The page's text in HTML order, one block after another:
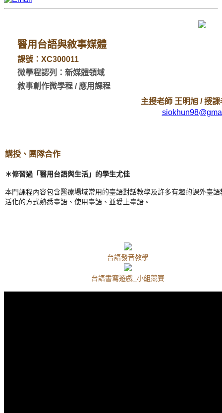
醫用台語與敘事媒體
課號：XC300011
微學程認列：新媒體領域
敘事創作微學程 / 應用課程
主授老師 王明旭 / 授
講授、團隊合作
＊修習過「醫用台語與生活」的學生尤佳
本門課程內容包含醫療場域常用的臺語對話教學及許多有趣的課外臺
活化的方式熟悉臺語、使用臺語、並愛上臺語。
台語發音教學
台語書寫遊戲_小組競賽